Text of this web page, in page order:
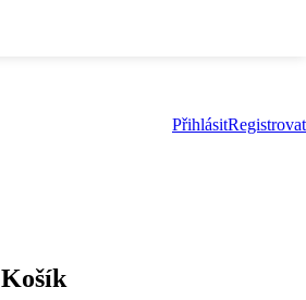
PřihlásitRegistrovat
Košík